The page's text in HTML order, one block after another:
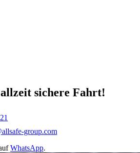
sichere Fahrt!
group.com
WhatsApp.